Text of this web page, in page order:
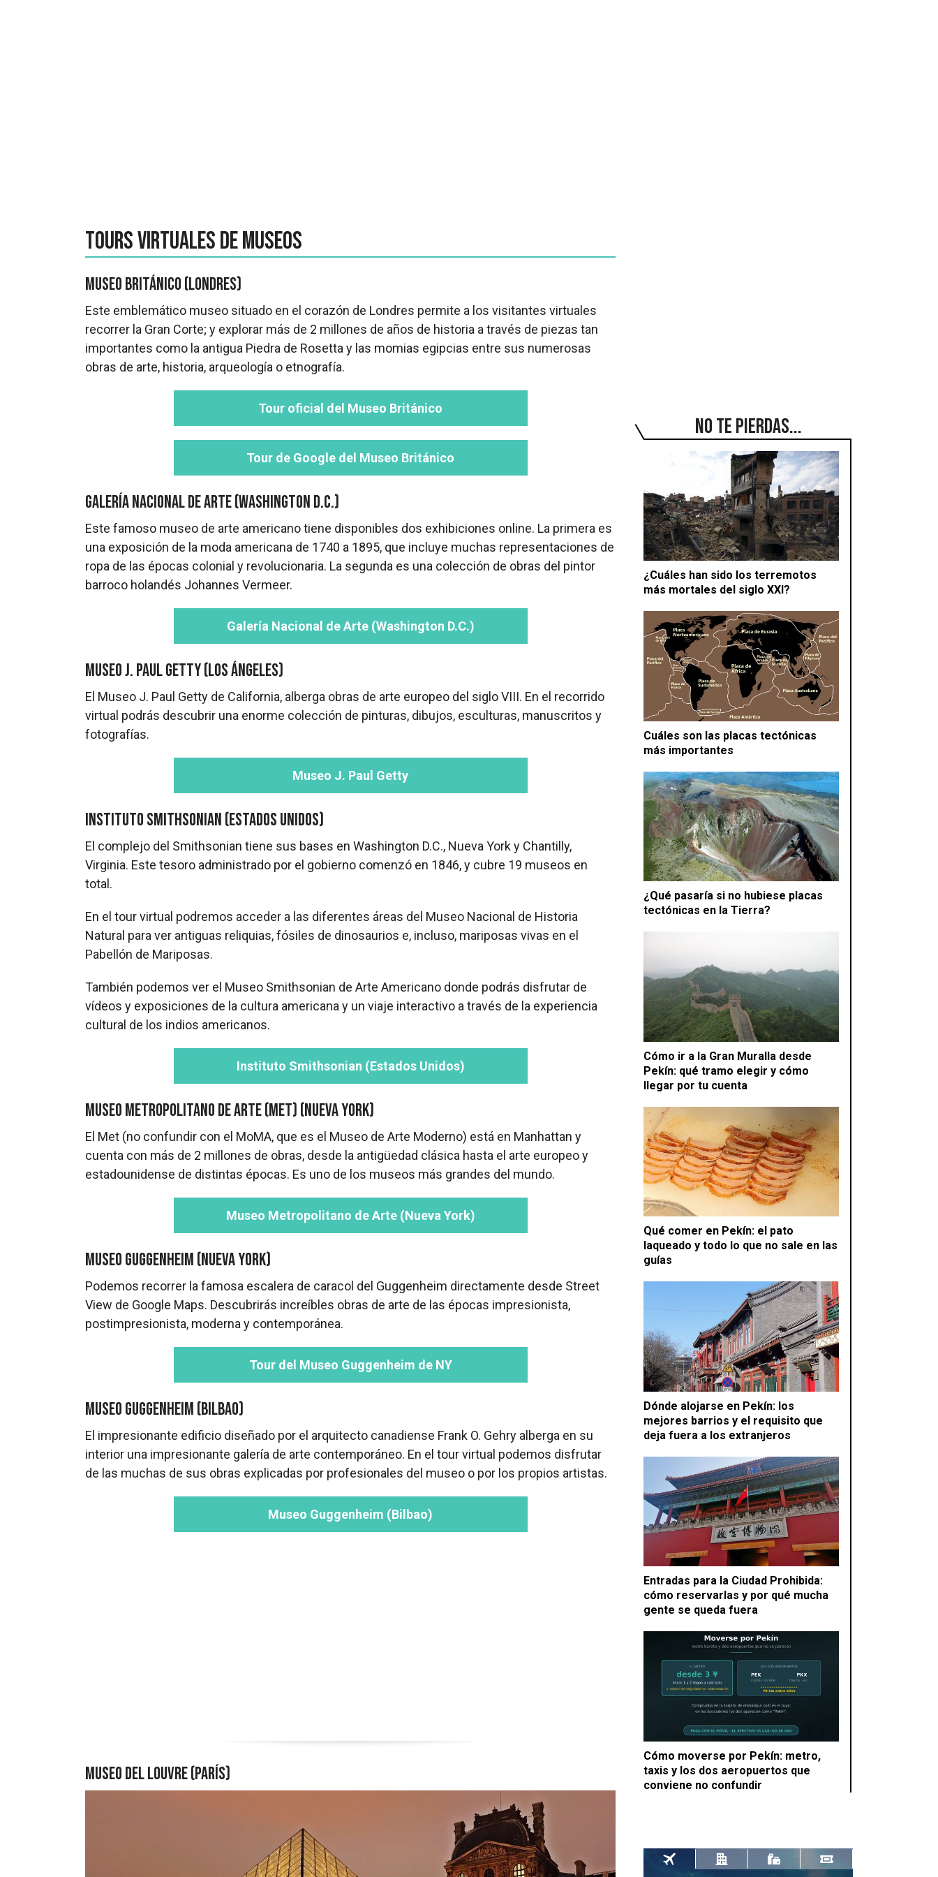
No te pierdas...
¿Cuáles han sido los terremotos
más mortales del siglo XXI?
Cuáles son las placas tectónicas
más importantes
¿Qué pasaría si no hubiese placas
tectónicas en la Tierra?
Cómo ir a la Gran Muralla desde
Pekín: qué tramo elegir y cómo
llegar por tu cuenta
Qué comer en Pekín: el pato
laqueado y todo lo que no sale en las
guías
Dónde alojarse en Pekín: los
mejores barrios y el requisito que
deja fuera a los extranjeros
Entradas para la Ciudad Prohibida:
cómo reservarlas y por qué mucha
gente se queda fuera
Cómo moverse por Pekín: metro,
taxis y los dos aeropuertos que
conviene no confundir
Tours virtuales de museos
Museo Británico (Londres)
Este emblemático museo situado en el corazón de Londres permite a los visitantes virtuales
recorrer la Gran Corte; y explorar más de 2 millones de años de historia a través de piezas tan
importantes como la antigua Piedra de Rosetta y las momias egipcias entre sus numerosas
obras de arte, historia, arqueología o etnografía.
Tour oficial del Museo Británico
Tour de Google del Museo Británico
Galería Nacional de Arte (Washington D.C.)
Este famoso museo de arte americano tiene disponibles dos exhibiciones online. La primera es
una exposición de la moda americana de 1740 a 1895, que incluye muchas representaciones de
ropa de las épocas colonial y revolucionaria. La segunda es una colección de obras del pintor
barroco holandés Johannes Vermeer.
Galería Nacional de Arte (Washington D.C.)
Museo J. Paul Getty (Los Ángeles)
El Museo J. Paul Getty de California, alberga obras de arte europeo del siglo VIII. En el recorrido
virtual podrás descubrir una enorme colección de pinturas, dibujos, esculturas, manuscritos y
fotografías.
Museo J. Paul Getty
Instituto Smithsonian (Estados Unidos)
El complejo del Smithsonian tiene sus bases en Washington D.C., Nueva York y Chantilly,
Virginia. Este tesoro administrado por el gobierno comenzó en 1846, y cubre 19 museos en
total.
En el tour virtual podremos acceder a las diferentes áreas del Museo Nacional de Historia
Natural para ver antiguas reliquias, fósiles de dinosaurios e, incluso, mariposas vivas en el
Pabellón de Mariposas.
También podemos ver el Museo Smithsonian de Arte Americano donde podrás disfrutar de
vídeos y exposiciones de la cultura americana y un viaje interactivo a través de la experiencia
cultural de los indios americanos.
Instituto Smithsonian (Estados Unidos)
Museo Metropolitano de Arte (Met) (Nueva York)
El Met (no confundir con el MoMA, que es el Museo de Arte Moderno) está en Manhattan y
cuenta con más de 2 millones de obras, desde la antigüedad clásica hasta el arte europeo y
estadounidense de distintas épocas. Es uno de los museos más grandes del mundo.
Museo Metropolitano de Arte (Nueva York)
Museo Guggenheim (Nueva York)
Podemos recorrer la famosa escalera de caracol del Guggenheim directamente desde Street
View de Google Maps. Descubrirás increíbles obras de arte de las épocas impresionista,
postimpresionista, moderna y contemporánea.
Tour del Museo Guggenheim de NY
Museo Guggenheim (Bilbao)
El impresionante edificio diseñado por el arquitecto canadiense Frank O. Gehry alberga en su
interior una impresionante galería de arte contemporáneo. En el tour virtual podemos disfrutar
de las muchas de sus obras explicadas por profesionales del museo o por los propios artistas.
Museo Guggenheim (Bilbao)
Museo del Louvre (París)